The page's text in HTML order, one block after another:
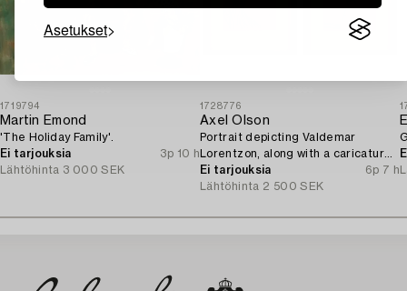
Asetukset
1719794
Martin Emond
'The Holiday Family'.
Ei tarjouksia
3p 10 h
Lähtöhinta 3 000 SEK
1728776
Axel Olson
Portrait depicting Valdemar
Lorentzon, along with a caricature
of the Accountant Ingvarsson.
Ei tarjouksia
6p 7 h
Lähtöhinta 2 500 SEK